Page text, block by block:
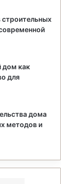
дом как
для
дома
методов и